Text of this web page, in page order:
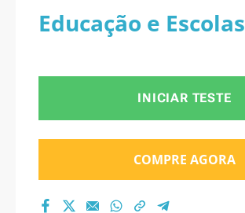
Educação e Escolas
INICIAR TESTE
COMPRE AGORA